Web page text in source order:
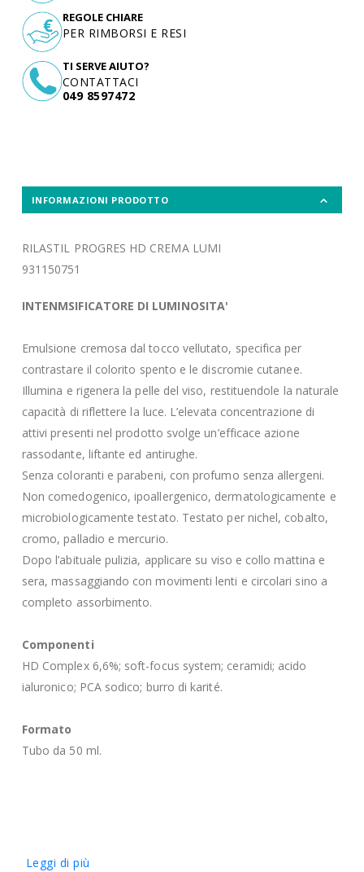
TI SERVE AIUTO?
CONTATTACI
049 8597472
REGOLE CHIARE
PER RIMBORSI E RESI
INFORMAZIONI PRODOTTO
RILASTIL PROGRES HD CREMA LUMI
931150751
INTENMSIFICATORE DI LUMINOSITA'
Emulsione cremosa dal tocco vellutato, specifica per
contrastare il colorito spento e le discromie cutanee.
Illumina e rigenera la pelle del viso, restituendole la naturale
capacità di riflettere la luce. L’elevata concentrazione di
attivi presenti nel prodotto svolge un’efficace azione
rassodante, liftante ed antirughe.
Senza coloranti e parabeni, con profumo senza allergeni.
Non comedogenico, ipoallergenico, dermatologicamente e
microbiologicamente testato. Testato per nichel, cobalto,
cromo, palladio e mercurio.
Dopo l’abituale pulizia, applicare su viso e collo mattina e
sera, massaggiando con movimenti lenti e circolari sino a
completo assorbimento.
Componenti
HD Complex 6,6%; soft-focus system; ceramidi; acido
ialuronico; PCA sodico; burro di karité.
Formato
Tubo da 50 ml.
Leggi di più